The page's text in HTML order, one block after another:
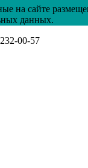
на сайте
данных.
00-57